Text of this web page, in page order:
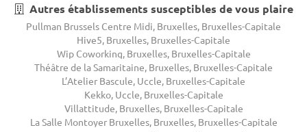
Autres établissements susceptibles de vous plaire
Pullman Brussels Centre Midi, Bruxelles, Bruxelles-Capitale
Hive5, Bruxelles, Bruxelles-Capitale
Wip Coworking, Bruxelles, Bruxelles-Capitale
Théâtre de la Samaritaine, Bruxelles, Bruxelles-Capitale
L’Atelier Bascule, Uccle, Bruxelles-Capitale
Kekko, Uccle, Bruxelles-Capitale
Villattitude, Bruxelles, Bruxelles-Capitale
La Salle Montoyer Bruxelles, Bruxelles, Bruxelles-Capitale